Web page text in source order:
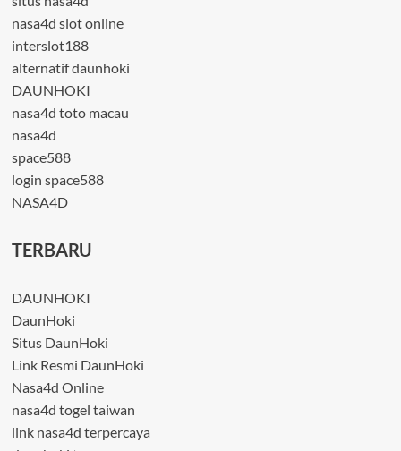
nasa4d slot online
interslot188
alternatif daunhoki
DAUNHOKI
nasa4d toto macau
nasa4d
space588
login space588
NASA4D
TERBARU
DAUNHOKI
DaunHoki
Situs DaunHoki
Link Resmi DaunHoki
Nasa4d Online
nasa4d togel taiwan
link nasa4d terpercaya